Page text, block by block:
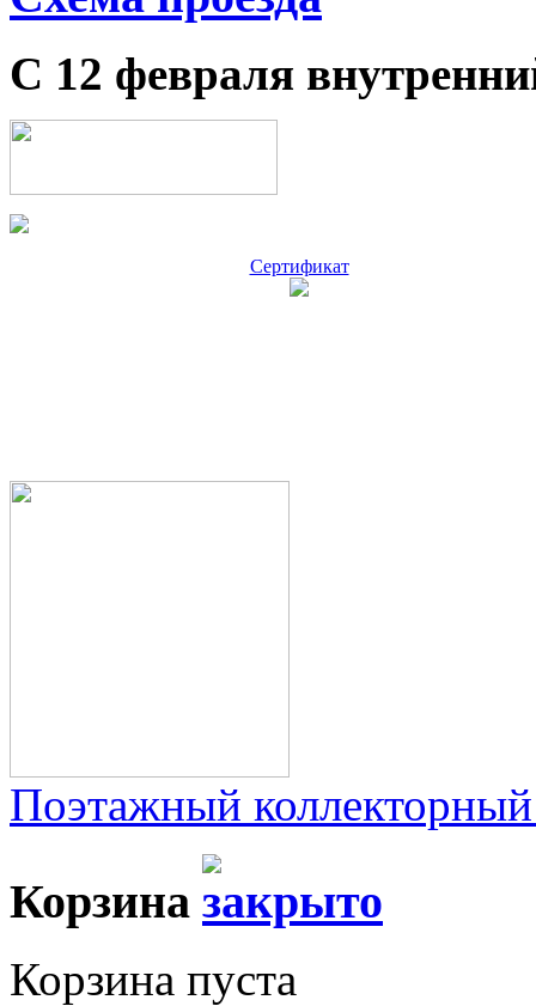
С 12 февраля
Сертификат
Поэтажный
Корзина
Корзина пуста